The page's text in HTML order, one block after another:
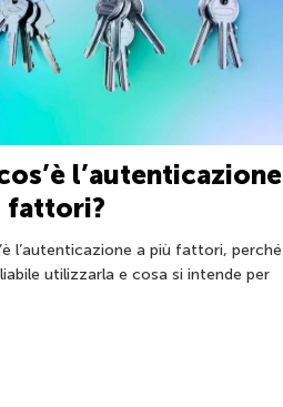
l’autenticazione
fattori?
l’autenticazione a più fattori, perché
utilizzarla e cosa si intende per